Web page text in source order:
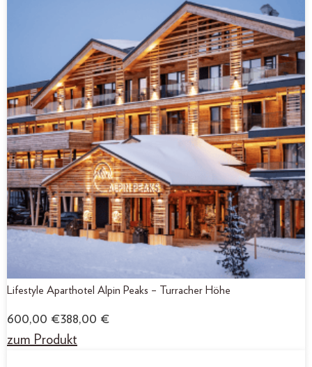
Lifestyle Aparthotel Alpin Peaks – Turracher Höhe
600,00 €388,00 €
zum Produkt